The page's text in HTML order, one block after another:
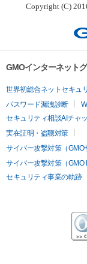
Copyright (C)
GMOインターネット
世界初総合ネットセキュ
パスワード漏洩診断
セキュリティ相談AIチャ
実在証明・盗聴対策
サイバー攻撃対策（GMO
サイバー攻撃対策（GMO
セキュリティ事業の軌跡